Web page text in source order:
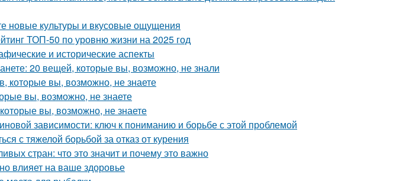
новые культуры и вкусовые ощущения
ТОП-50 по уровню жизни на 2025 год
и исторические аспекты
20 вещей, которые вы, возможно, не знали
которые вы, возможно, не знаете
вы, возможно, не знаете
вы, возможно, не знаете
зависимости: ключ к пониманию и борьбе с этой проблемой
с тяжелой борьбой за отказ от курения
стран: что это значит и почему это важно
влияет на ваше здоровье